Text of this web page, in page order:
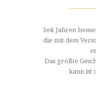
Seit Jahren
die mit dem
Das größte
kann ist